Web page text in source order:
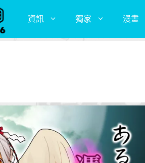
資訊 獨家 漫畫